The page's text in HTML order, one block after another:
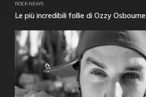
ROCK NEWS
Le più incredibili follie di Ozzy Osbourne